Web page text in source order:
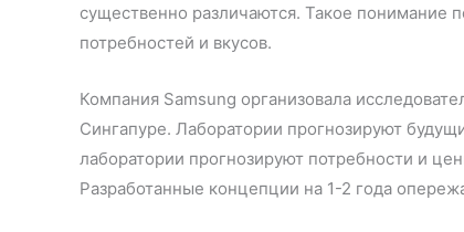
существенно различаются. Такое понимание
потребностей и вкусов.
Компания Samsung организовала
Сингапуре. Лаборатории прогнозируют
лаборатории прогнозируют потребности и
Разработанные концепции на 1-2 года